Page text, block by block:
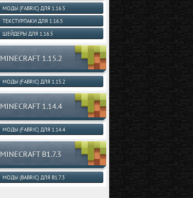
МОДЫ (FABRIC) ДЛЯ 1.16.5
ТЕКСТУРПАКИ ДЛЯ 1.16.5
ШЕЙДЕРЫ ДЛЯ 1.16.5
MINECRAFT 1.15.2
МОДЫ (FABRIC) ДЛЯ 1.15.2
MINECRAFT 1.14.4
МОДЫ (FABRIC) ДЛЯ 1.14.4
MINECRAFT B1.7.3
МОДЫ (BABRIC) ДЛЯ B1.7.3